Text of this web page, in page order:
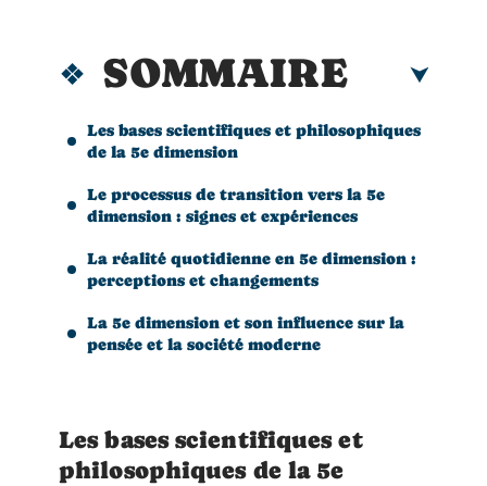
SOMMAIRE
Les bases scientifiques et philosophiques
de la 5e dimension
Le processus de transition vers la 5e
dimension : signes et expériences
La réalité quotidienne en 5e dimension :
perceptions et changements
La 5e dimension et son influence sur la
pensée et la société moderne
Les bases scientifiques et
philosophiques de la 5e